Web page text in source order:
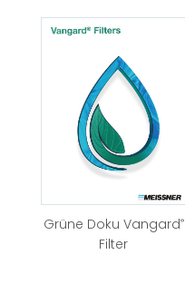
Grüne Doku Vangard®
Filter